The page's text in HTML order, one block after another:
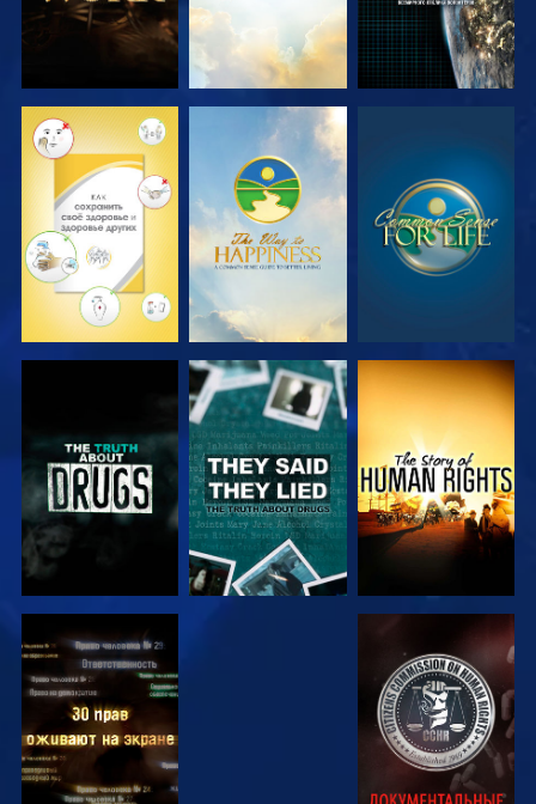
СМОТРЕТЬ СМОТРЕТЬ СМОТРЕТЬ
СМОТРЕТЬ СМОТРЕТЬ
СМОТРЕТЬ СМОТРЕТЬ